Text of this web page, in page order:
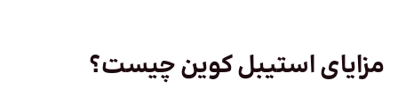
مزایای استیبل کوین چیست؟